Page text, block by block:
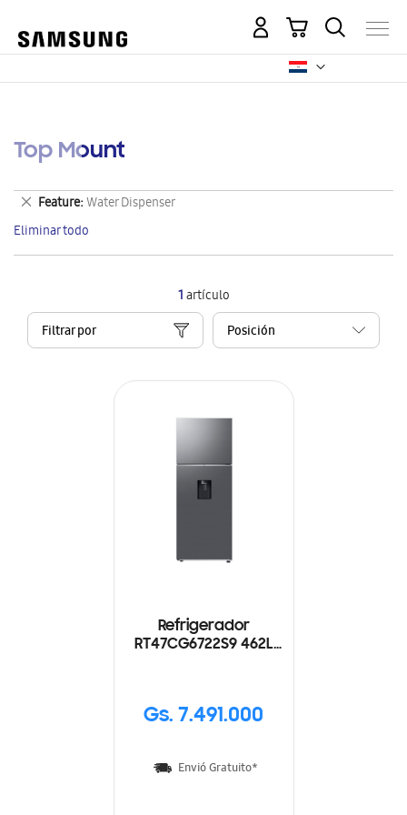
Mi carrito
Top Mount
1artículo
Filtrar por
Refrigerador
RT47CG6722S9 462L
Gs. 7.491.000
Envió Gratuito*
Feature Water Dispenser
Eliminar
este
artículo
Eliminar todo